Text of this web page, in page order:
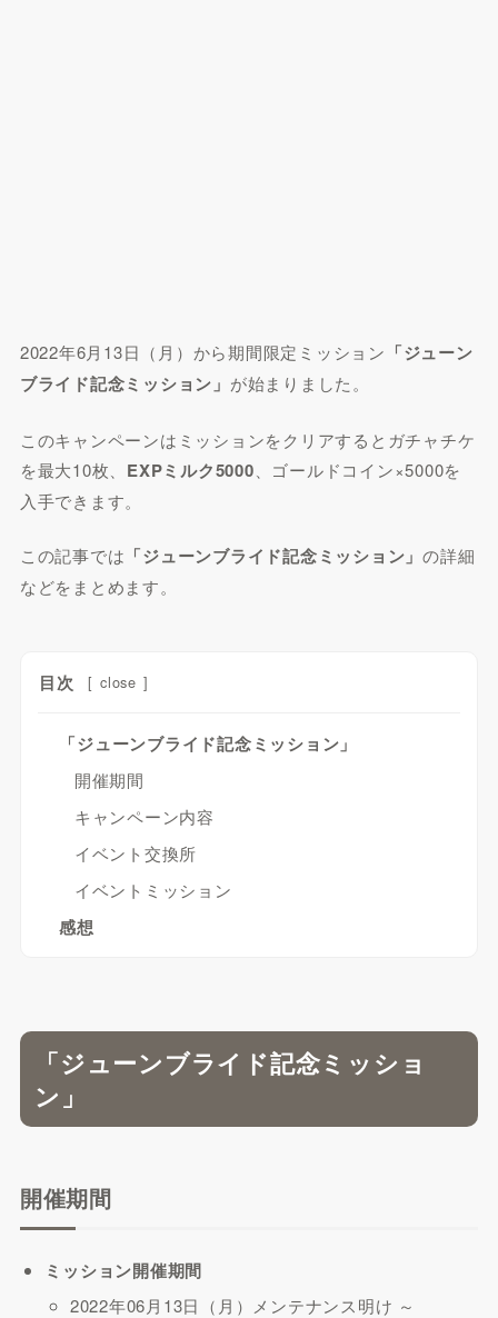
2022年6月13日（月）から期間限定ミッション 「ジューン
ブライド記念ミッション」 が始まりました。
このキャンペーンはミッションをクリアすると ガチャチケ
を最大10枚
EXPミルク5000 、ゴールドコイン×5000を
入手できます。
この記事では 「ジューンブライド記念ミッション」の詳細
などをまとめます。
目次 [ close ]
「ジューンブライド記念ミッション」
開催期間
キャンペーン内容
イベント交換所
イベントミッション
感想
「ジューンブライド記念ミッショ
ン」
開催期間
ミッション開催期間
2022年06月13日（月）メンテナンス明け ～